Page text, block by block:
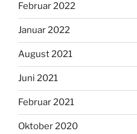
Februar 2022
Januar 2022
August 2021
Juni 2021
Februar 2021
Oktober 2020